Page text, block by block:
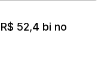
52,4 bi no